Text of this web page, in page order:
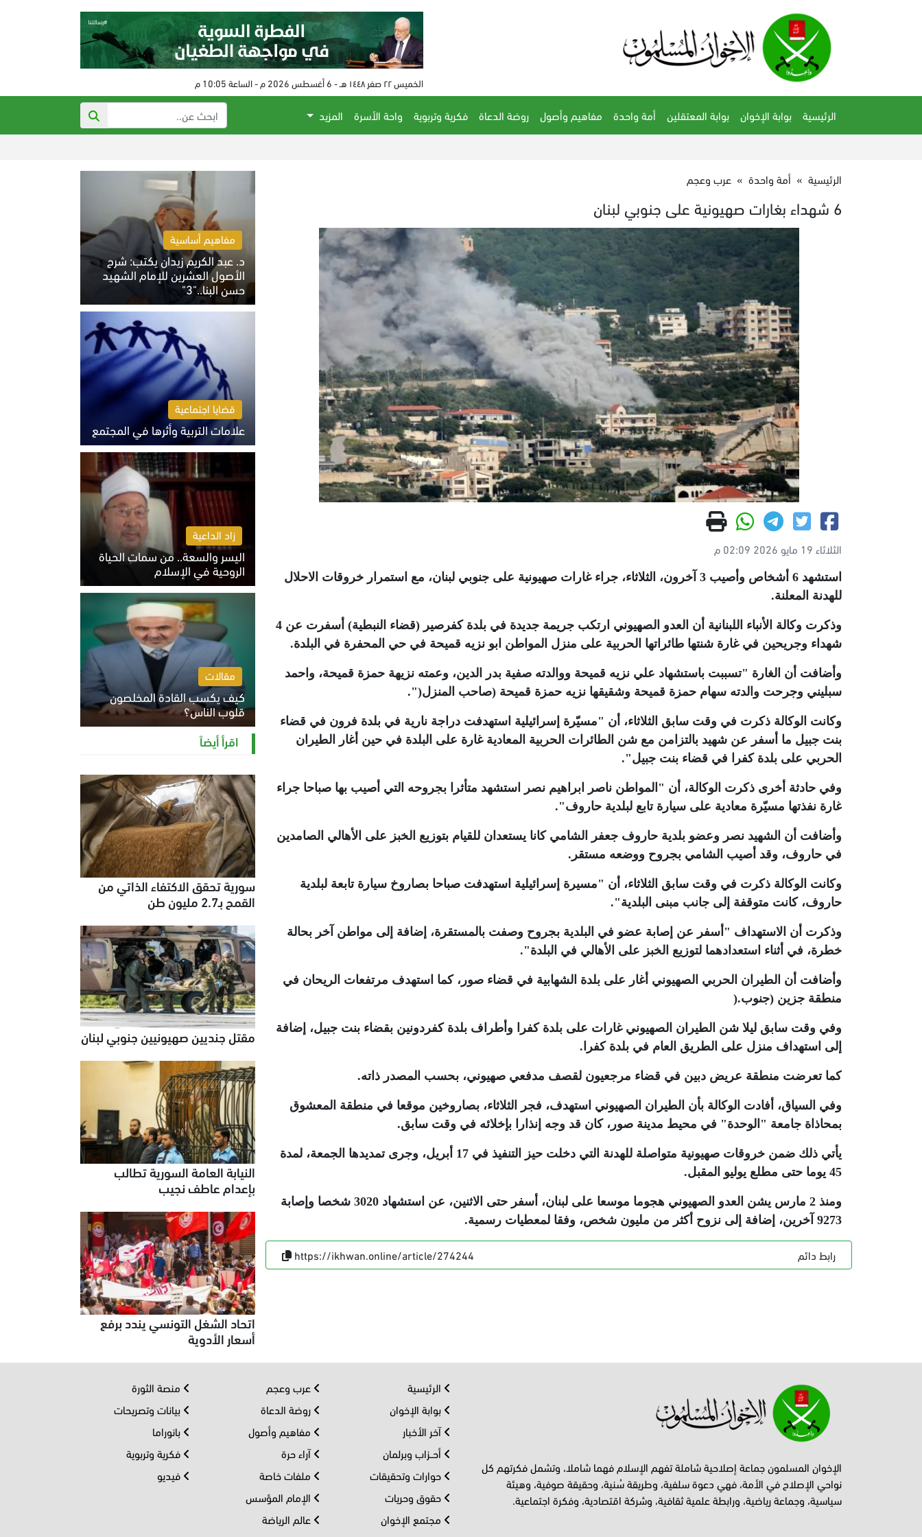
الخميس ٢٢ صفر ١٤٤٨ هـ - 6 أغسطس 2026 م - الساعة 10:05 م
الرئيسية بوابة الإخوان بوابة المعتقلين أمة واحدة مفاهيم وأصول روضة الدعاة فكرية وتربوية واحة الأسرة
المزيد
الرئيسية » أمة واحدة » عرب وعجم
6 شهداء بغارات صهيونية على جنوبي لبنان
الثلاثاء 19 مايو 2026 02:09 م
استشهد 6 أشخاص وأصيب 3 آخرون، الثلاثاء، جراء غارات صهيونية على جنوبي لبنان، مع استمرار خروقات الاحلال
للهدنة المعلنة.
وذكرت وكالة الأنباء اللبنانية أن العدو الصهيوني ارتكب جريمة جديدة في بلدة كفرصير (قضاء النبطية) أسفرت عن 4
شهداء وجريحين في غارة شنتها طائراتها الحربية على منزل المواطن ابو نزيه قميحة في حي المحفرة في البلدة.
وأضافت أن الغارة "تسببت باستشهاد علي نزيه قميحة ووالدته صفية بدر الدين، وعمته نزيهة حمزة قميحة، واحمد
سبليني وجرحت والدته سهام حمزة قميحة وشقيقها نزيه حمزة قميحة (صاحب المنزل)
"
.
وكانت الوكالة ذكرت في وقت سابق الثلاثاء، أن "مسيّرة إسرائيلية استهدفت دراجة نارية في بلدة فرون في قضاء
بنت جبيل ما أسفر عن شهيد بالتزامن مع شن الطائرات الحربية المعادية غارة على البلدة في حين أغار الطيران
الحربي على بلدة كفرا في قضاء بنت جبيل".
وفي حادثة أخرى ذكرت الوكالة، أن "المواطن ناصر ابراهيم نصر استشهد متأثرا بجروحه التي أصيب بها صباحا جراء
غارة نفذتها مسيّرة معادية على سيارة تابع لبلدية حاروف".
وأضافت أن الشهيد نصر وعضو بلدية حاروف جعفر الشامي كانا يستعدان للقيام بتوزيع الخبز على الأهالي الصامدين
في حاروف، وقد أصيب الشامي بجروح ووضعه مستقر .
وكانت الوكالة ذكرت في وقت سابق الثلاثاء، أن "مسيرة إسرائيلية استهدفت صباحا بصاروخ سيارة تابعة لبلدية
حاروف، كانت متوقفة إلى جانب مبنى البلدية".
وذكرت أن الاستهداف "أسفر عن إصابة عضو في البلدية بجروح وصفت بالمستقرة، إضافة إلى مواطن آخر بحالة
خطرة، في أثناء استعدادهما لتوزيع الخبز على الأهالي في البلدة".
وأضافت أن الطيران الحربي الصهيوني أغار على بلدة الشهابية في قضاء صور، كما استهدف مرتفعات الريحان في
منطقة جزين (جنوب).
وفي وقت سابق ليلا شن الطيران الصهيوني غارات على بلدة كفرا وأطراف بلدة كفردونين بقضاء بنت جبيل، إضافة
إلى استهداف منزل على الطريق العام في بلدة كفرا .
كما تعرضت منطقة عريض دبين في قضاء مرجعيون لقصف مدفعي صهيوني، بحسب المصدر ذاته.
وفي السياق، أفادت الوكالة بأن الطيران الصهيوني استهدف، فجر الثلاثاء، بصاروخين موقعا في منطقة المعشوق
بمحاذاة جامعة "الوحدة" في محيط مدينة صور، كان قد وجه إنذارا بإخلائه في وقت سابق.
يأتي ذلك ضمن خروقات صهيونية متواصلة للهدنة التي دخلت حيز التنفيذ في 17 أبريل، وجرى تمديدها الجمعة، لمدة
45 يوما حتى مطلع يوليو المقبل
.
ومنذ 2 مارس يشن العدو الصهيوني هجوما موسعا على لبنان، أسفر حتى الاثنين، عن استشهاد 3020 شخصا وإصابة
9273 آخرين، إضافة إلى نزوح أكثر من مليون شخص، وفقا لمعطيات رسمية
.
رابط دائم https://ikhwan.online/article/274244
مفاهيم أساسية
د. عبد الكريم زيدان يكتب: شرح
الأصول العشرين للإمام الشهيد
حسن البنا.."3"
الثلاثاء 4 أغسطس 2026 01:04 م
قضايا اجتماعية
علامات التربية وأثرها في المجتمع
الثلاثاء 4 أغسطس 2026 12:50 م
زاد الداعية
اليسر والسعة.. من سمات الحياة
الروحية في الإسلام
الثلاثاء 4 أغسطس 2026 12:56 م
مقالات
كيف يكسب القادة المخلصون
قلوب الناس؟
الثلاثاء 4 أغسطس 2026 12:27 م
اقرأ أيضاً
سورية تحقق الاكتفاء الذاتي من
القمح بـ2.7 مليون طن
مقتل جنديين صهيونيين جنوبي لبنان
النيابة العامة السورية تطالب
بإعدام عاطف نجيب
اتحاد الشغل التونسي يندد برفع
أسعار الأدوية
الإخوان المسلمون جماعة إصلاحية شاملة تفهم الإسلام فهما شاملا، وتشمل فكرتهم كل
نواحي الإصلاح في الأمة، فهي دعوة سلفية، وطريقة سُنية، وحقيقة صوفية، وهيئة
سياسية، وجماعة رياضية، ورابطة علمية ثقافية، وشركة اقتصادية، وفكرة اجتماعية.
الرئيسية
بوابة الإخوان
آخر الأخبار
أحــزاب وبرلمان
حوارات وتحقيقات
حقوق وحريات
مجتمع الإخوان
عرب وعجم
روضة الدعاة
مفاهيم وأصول
آراء حرة
ملفات خاصة
الإمام المؤسس
عالم الرياضة
منصة الثورة
بيانات وتصريحات
بانوراما
فكرية وتربوية
فيديو